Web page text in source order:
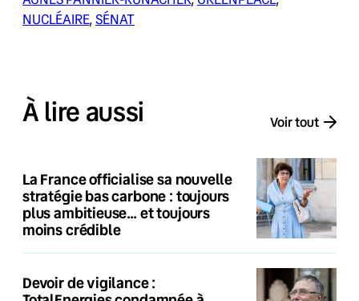
NUCLÉAIRE, SÉNAT
À lire aussi Voir tout
La France officialise sa nouvelle
stratégie bas carbone : toujours
plus ambitieuse… et toujours
moins crédible
Devoir de vigilance :